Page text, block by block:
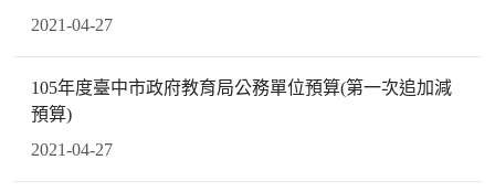
2021-04-27
105年度臺中市政府教育局公務單位預算(第一次追加減
預算)
2021-04-27